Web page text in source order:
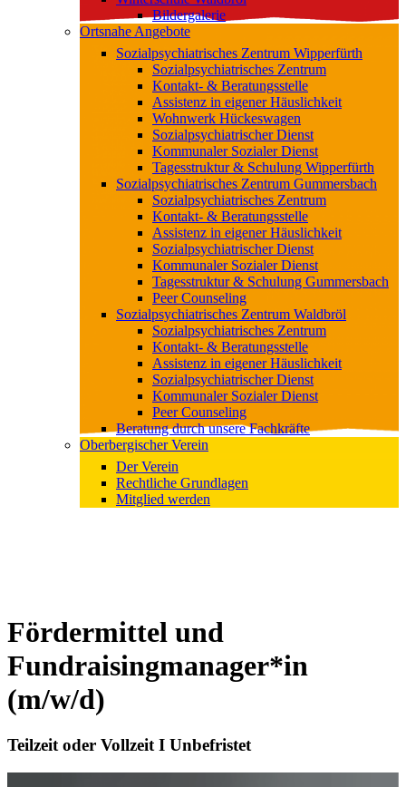
Bildergalerie
Ortsnahe Angebote
Sozialpsychiatrisches Zentrum Wipperfürth
Sozialpsychiatrisches Zentrum
Kontakt- & Beratungsstelle
Assistenz in eigener Häuslichkeit
Wohnwerk Hückeswagen
Sozialpsychiatrischer Dienst
Kommunaler Sozialer Dienst
Tagesstruktur & Schulung Wipperfürth
Sozialpsychiatrisches Zentrum Gummersbach
Sozialpsychiatrisches Zentrum
Kontakt- & Beratungsstelle
Assistenz in eigener Häuslichkeit
Sozialpsychiatrischer Dienst
Kommunaler Sozialer Dienst
Tagesstruktur & Schulung Gummersbach
Peer Counseling
Sozialpsychiatrisches Zentrum Waldbröl
Sozialpsychiatrisches Zentrum
Kontakt- & Beratungsstelle
Assistenz in eigener Häuslichkeit
Sozialpsychiatrischer Dienst
Kommunaler Sozialer Dienst
Peer Counseling
Beratung durch unsere Fachkräfte
Oberbergischer Verein
Der Verein
Rechtliche Grundlagen
Mitglied werden
Fördermittel und
Fundraisingmanager*in
(m/w/d)
Teilzeit oder Vollzeit I Unbefristet